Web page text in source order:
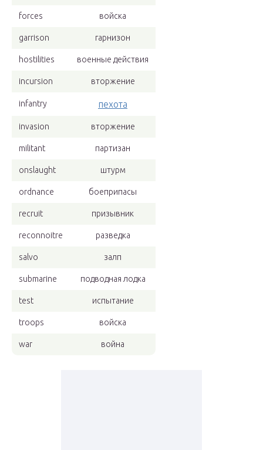
forces войска
garrison гарнизон
hostilities военные действия
incursion вторжение
infantry пехота
invasion вторжение
militant партизан
onslaught штурм
ordnance боеприпасы
recruit призывник
reconnoitre разведка
salvo залп
submarine подводная лодка
test испытание
troops войска
war война